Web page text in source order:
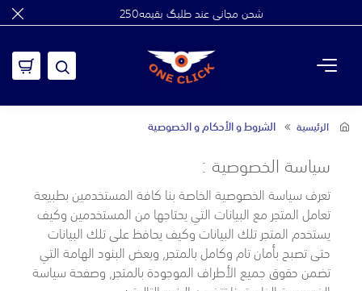
شحن مجاني عند طلبگ بقيمه250
الرئيسية الشروط و الأحكام و الخصوصية
سياسة الخصوصية :
تعرف سياسة الخصوصية الخاصة بنا كافة المستخدمين بطبيعة
تعامل المتجر مع البيانات التي يحتاجها من المستخدمين وكيف
يستخدم المتجر تلك البيانات وكيف يحافظ على تلك البيانات
حتى تصبح بأمان تام وكامل بالمتجر, وبعض البنود الهامة التي
تضمن حقوق جميع الأطراف الموجودة بالمتجر, وصفحة سياسة